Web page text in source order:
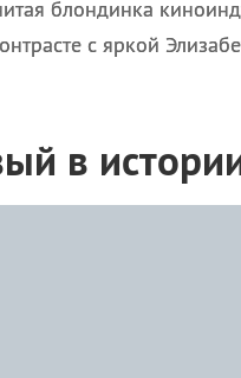
блондинка
с яркой
в